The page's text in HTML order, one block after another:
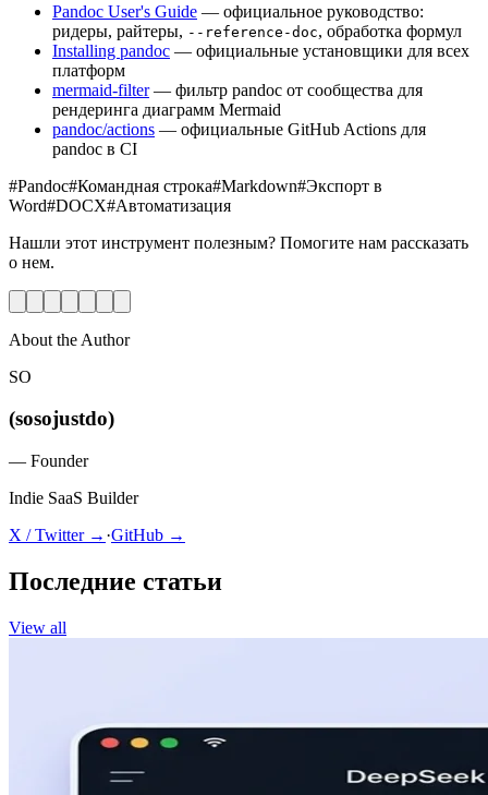
Pandoc User's Guide — официальное руководство:
ридеры, райтеры, --reference-doc, обработка формул
Installing pandoc — официальные установщики для всех
платформ
mermaid-filter— фильтр pandoc от сообщества для
рендеринга диаграмм Mermaid
pandoc/actions — официальные GitHub Actions для
pandoc в CI
#Pandoc#Командная строка#Markdown#Экспорт в
Word#DOCX#Автоматизация
Нашли этот инструмент полезным? Помогите нам рассказать
о нем.
About the Author
SO
(sosojustdo)
— Founder
Indie SaaS Builder
X / Twitter → ·GitHub →
Последние статьи
View all